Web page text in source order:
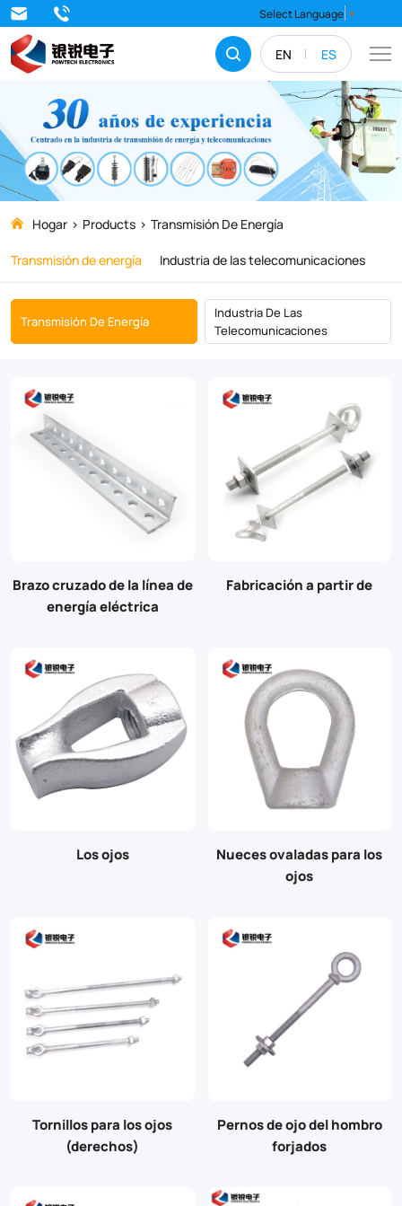
EN ES
Select Language ▼
Transmisión
de
energía
Hogar Products
Transmisión De Energía
Transmisión de energía
Industria de las telecomunicaciones
Transmisión De Energía
Industria De Las
Telecomunicaciones
Brazo cruzado de la línea de
energía eléctrica
Fabricación a partir de
Los ojos
Nueces ovaladas para los
ojos
Tornillos para los ojos
(derechos)
Pernos de ojo del hombro
forjados